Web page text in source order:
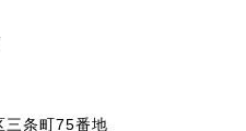
三条町75番地